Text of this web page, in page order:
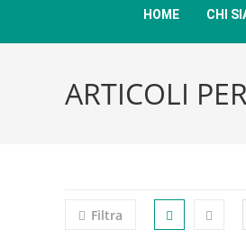
HOME CHI
ARTICOLI
Filtra